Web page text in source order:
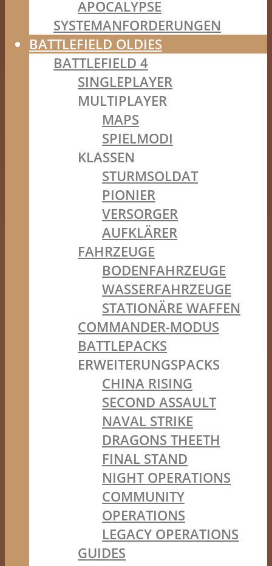
APOCALYPSE
SYSTEMANFORDERUNGEN
BATTLEFIELD OLDIES
BATTLEFIELD 4
SINGLEPLAYER
MULTIPLAYER
MAPS
SPIELMODI
KLASSEN
STURMSOLDAT
PIONIER
VERSORGER
AUFKLÄRER
FAHRZEUGE
BODENFAHRZEUGE
WASSERFAHRZEUGE
STATIONÄRE WAFFEN
COMMANDER-MODUS
BATTLEPACKS
ERWEITERUNGSPACKS
CHINA RISING
SECOND ASSAULT
NAVAL STRIKE
DRAGONS THEETH
FINAL STAND
NIGHT OPERATIONS
COMMUNITY
OPERATIONS
LEGACY OPERATIONS
GUIDES